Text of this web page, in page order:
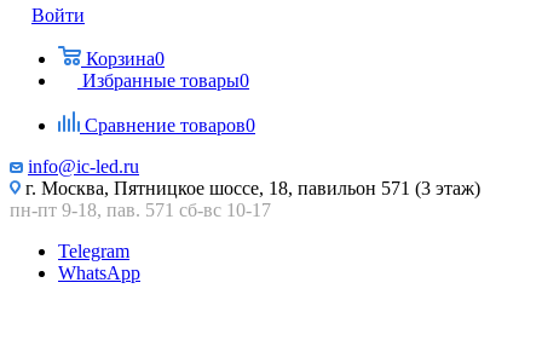
Войти
Корзина0
Избранные товары0
Сравнение товаров0
info@ic-led.ru
г. Москва, Пятницкое шоссе, 18, павильон 571 (3 этаж)
пн-пт 9-18, пав. 571 сб-вс 10-17
Telegram
WhatsApp